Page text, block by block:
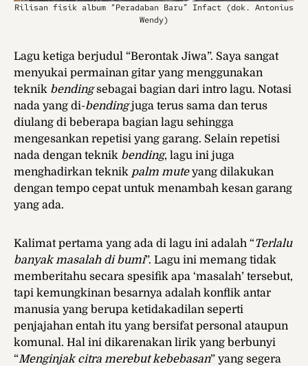
Rilisan fisik album “Peradaban Baru” Infact (dok. Antonius
Wendy)
Lagu ketiga berjudul “Berontak Jiwa”. Saya sangat
menyukai permainan gitar yang menggunakan
teknik bendingsebagai bagian dari intro lagu. Notasi
nada yang di-bendingjuga terus sama dan terus
diulang di beberapa bagian lagu sehingga
mengesankan repetisi yang garang. Selain repetisi
nada dengan teknik bending, lagu ini juga
menghadirkan teknik palm muteyang dilakukan
dengan tempo cepat untuk menambah kesan garang
yang ada.
Kalimat pertama yang ada di lagu ini adalah “Terlalu
banyak masalah di bumi”. Lagu ini memang tidak
memberitahu secara spesifik apa ‘masalah’ tersebut,
tapi kemungkinan besarnya adalah konflik antar
manusia yang berupa ketidakadilan seperti
penjajahan entah itu yang bersifat personal ataupun
komunal. Hal ini dikarenakan lirik yang berbunyi
“Menginjak citra merebut kebebasan” yang segera